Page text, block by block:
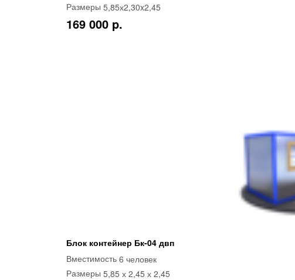
Размеры 5,85х2,30x2,45
169 000 p.
Блок контейнер Бк-04 двп
Вместимость 6 человек
Размеры 5,85 х 2,45 х 2,45